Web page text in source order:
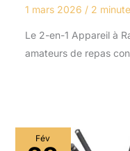
1 mars 2026 / 2
Le 2-en-1 Appareil à
amateurs de repas
Fév